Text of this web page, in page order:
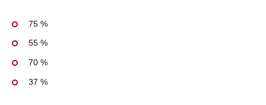
75 %
55 %
70 %
37 %